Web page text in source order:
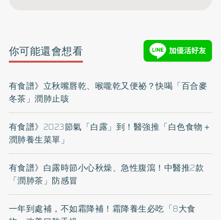
你可能還會想看
有食譜》立秋嘴唇乾、喉嚨乾又便祕？快喝「百合麥
冬茶」潤肺止咳
有食譜》2023節氣「白露」到！醫強推「白色食物＋
潤肺養生菜單」
有食譜》白露時節小心秋燥、急性腹瀉！中醫推2款
「潤肺茶」防感冒
一年到處補，不如霜降補！霜降養生必吃「8大食